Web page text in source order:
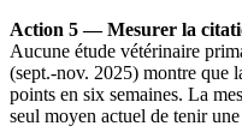
Action 5 — Mesurer la
Aucune étude vétérinaire
(sept.-nov. 2025) montre que
points en six semaines. La
seul moyen actuel de tenir